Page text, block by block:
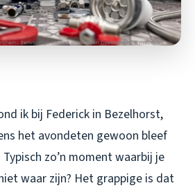
ik bij Federick in Bezelhorst,
het avondeten gewoon bleef
zo’n moment waarbij je
waar zijn? Het grappige is dat